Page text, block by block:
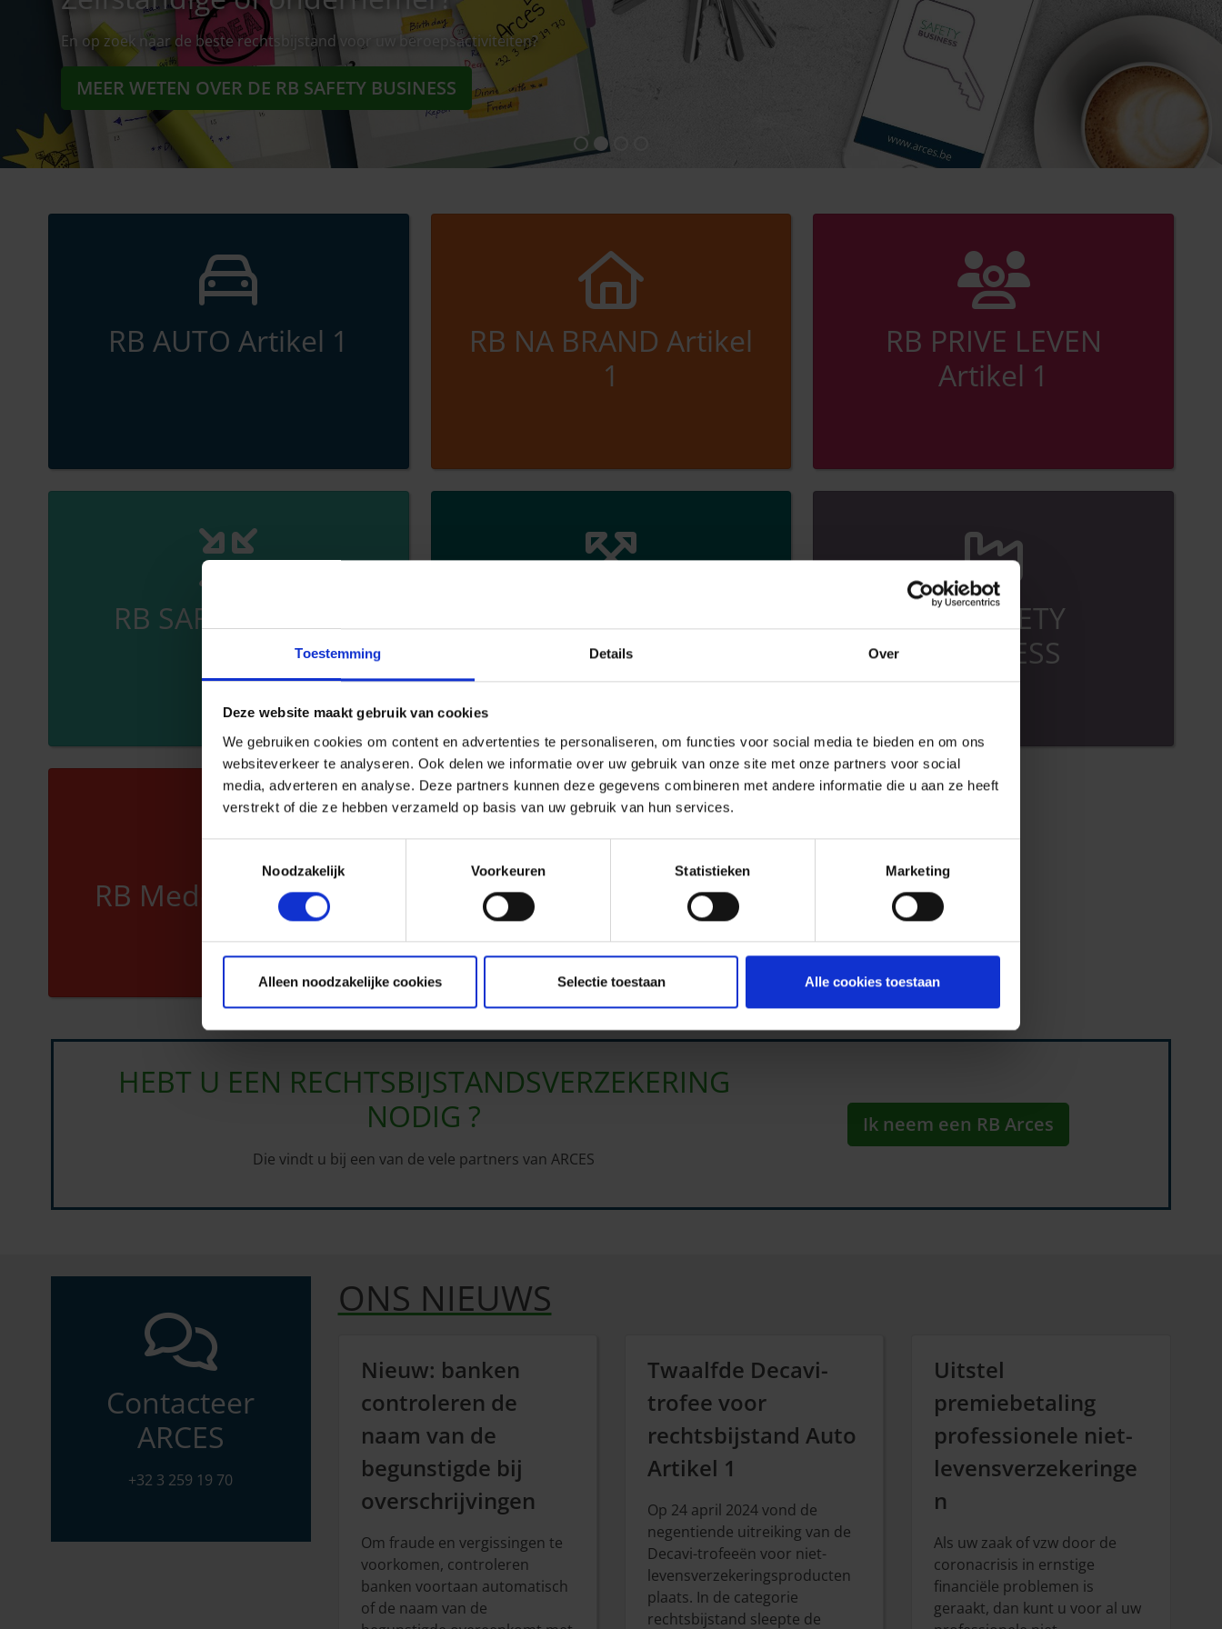
Toestemming Details Over
Deze website maakt gebruik van cookies
We gebruiken cookies om content en advertenties te personaliseren, om functies voor social media te bieden en om ons
websiteverkeer te analyseren. Ook delen we informatie over uw gebruik van onze site met onze partners voor social
media, adverteren en analyse. Deze partners kunnen deze gegevens combineren met andere informatie die u aan ze heeft
verstrekt of die ze hebben verzameld op basis van uw gebruik van hun services.
Noodzakelijk
Voorkeuren Statistieken Marketing
Alleen noodzakelijke cookies Selectie toestaan Alle cookies toestaan
En op zoek naar de beste rechtsbijstand voor uw beroepsactiviteiten?
MEER WETEN OVER DE RB SAFETY BUSINESS
RB AUTO Artikel 1
RB NA BRAND Artikel
1
RB PRIVE LEVEN
Artikel 1
RB SAFETY DAILY
RB SAFETY ALL IN
LIFE
RB SAFETY
BUSINESS
RB Mede-eigendom
HEBT U EEN RECHTSBIJSTANDSVERZEKERING
NODIG ?
Die vindt u bij een van de vele partners van ARCES
Ik neem een RB Arces
Contacteer
ARCES
+32 3 259 19 70
ONS NIEUWS
Nieuw: banken
controleren de
naam van de
begunstigde bij
overschrijvingen
Om fraude en vergissingen te
voorkomen, controleren
banken voortaan automatisch
of de naam van de
Twaalfde Decavi-
trofee voor
rechtsbijstand Auto
Artikel 1
Op 24 april 2024 vond de
negentiende uitreiking van de
Decavi-trofeeën voor niet-
levensverzekeringsproducten
plaats. In de categorie
rechtsbijstand sleepte de
Uitstel
premiebetaling
professionele niet-
levensverzekeringe
n
Als uw zaak of vzw door de
coronacrisis in ernstige
financiële problemen is
geraakt, dan kunt u voor al uw